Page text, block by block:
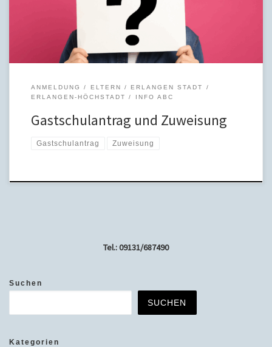
der Sprengelschule statt. Ihre Sprengelschule finden Sie auf der
Seite „Schulen, Sprengel“.
ANMELDUNG ELTERN
ERLANGEN STADT
ERLANGEN-HÖCHSTADT
INFO ABC
Gastschulantrag und Zuweisung
Gastschulantrag Zuweisung
Tel.: 09131/687490
Suchen
SUCHEN
Kategorien